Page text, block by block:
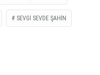
SEVGI SEVDE ŞAHIN